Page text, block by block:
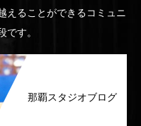
えることができるコミュニ
です。
那覇スタジオブログ